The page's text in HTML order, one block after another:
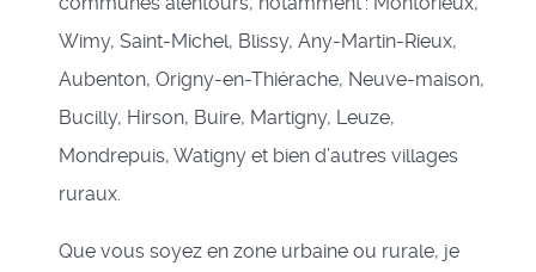
Wimy, Saint-Michel, Blissy, Any-Martin-Rieux,
Aubenton, Origny-en-Thiérache, Neuve-maison,
Bucilly, Hirson, Buire, Martigny, Leuze,
Mondrepuis, Watigny et bien d’autres villages
ruraux.
Que vous soyez en zone urbaine ou rurale, je